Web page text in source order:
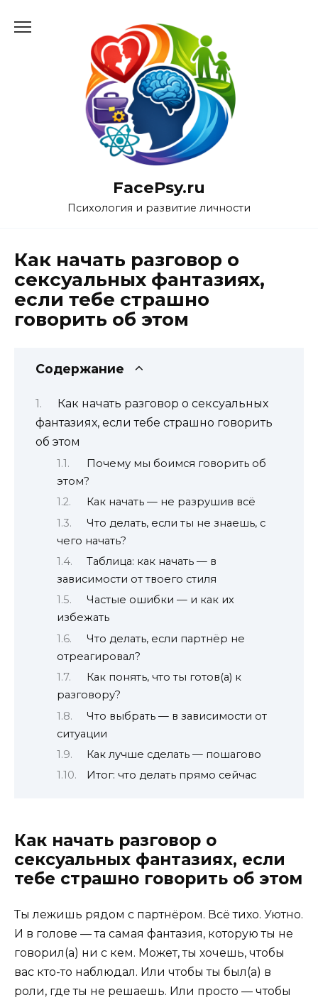
FacePsy.ru
Психология и развитие личности
Как начать разговор о
сексуальных фантазиях,
если тебе страшно
говорить об этом
Содержание
Как начать разговор о сексуальных
фантазиях, если тебе страшно говорить
об этом
Почему мы боимся говорить об
этом?
Как начать — не разрушив всё
Что делать, если ты не знаешь, с
чего начать?
Таблица: как начать — в
зависимости от твоего стиля
Частые ошибки — и как их
избежать
Что делать, если партнёр не
отреагировал?
Как понять, что ты готов(а) к
разговору?
Что выбрать — в зависимости от
ситуации
Как лучше сделать — пошагово
Итог: что делать прямо сейчас
Как начать разговор о
сексуальных фантазиях, если
тебе страшно говорить об этом
Ты лежишь рядом с партнёром. Всё тихо. Уютно.
И в голове — та самая фантазия, которую ты не
говорил(а) ни с кем. Может, ты хочешь, чтобы
вас кто-то наблюдал. Или чтобы ты был(а) в
роли, где ты не решаешь. Или просто — чтобы